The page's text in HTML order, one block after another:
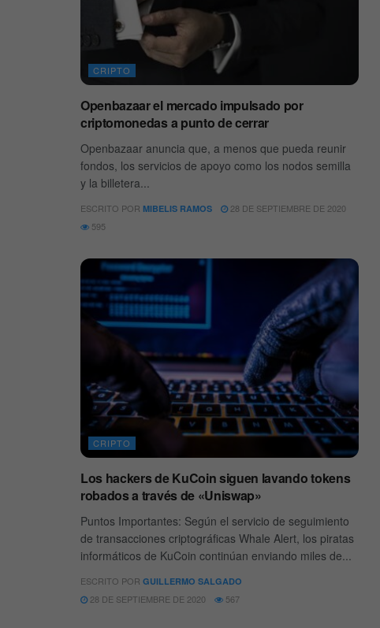
CRIPTO
Openbazaar el mercado impulsado por
criptomonedas a punto de cerrar
Openbazaar anuncia que, a menos que pueda reunir
fondos, los servicios de apoyo como los nodos semilla
y la billetera...
ESCRITO POR MIBELIS RAMOS
28 DE SEPTIEMBRE DE 2020
595
CRIPTO
Los hackers de KuCoin siguen lavando tokens
robados a través de «Uniswap»
Puntos Importantes: Según el servicio de seguimiento
de transacciones criptográficas Whale Alert, los piratas
informáticos de KuCoin continúan enviando miles de...
ESCRITO POR GUILLERMO SALGADO
28 DE SEPTIEMBRE DE 2020 567